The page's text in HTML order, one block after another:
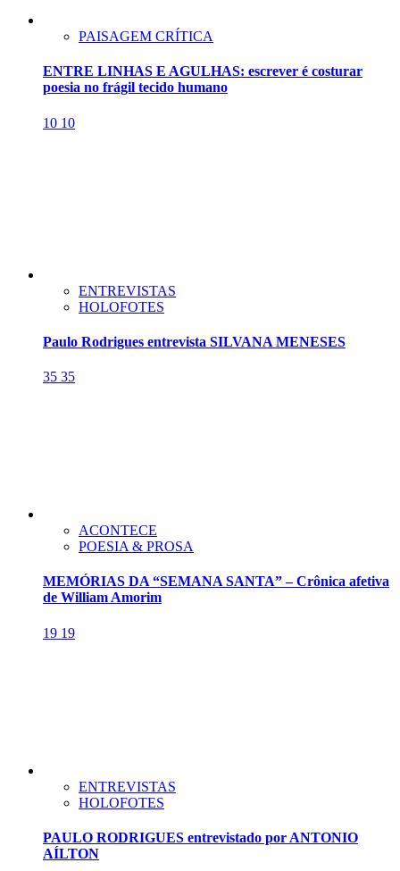
PAISAGEM CRÍTICA
ENTRE LINHAS E AGULHAS: escrever é costurar
poesia no frágil tecido humano
10 10
ENTREVISTAS
HOLOFOTES
Paulo Rodrigues entrevista SILVANA MENESES
35 35
ACONTECE
POESIA & PROSA
MEMÓRIAS DA “SEMANA SANTA” – Crônica afetiva
de William Amorim
19 19
ENTREVISTAS
HOLOFOTES
PAULO RODRIGUES entrevistado por ANTONIO
AÍLTON